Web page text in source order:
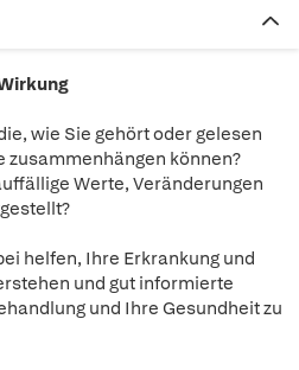
wie Sie gehört oder gelesen
können?
Werte, Veränderungen
helfen, Ihre Erkrankung und
und gut informierte
und Ihre Gesundheit zu